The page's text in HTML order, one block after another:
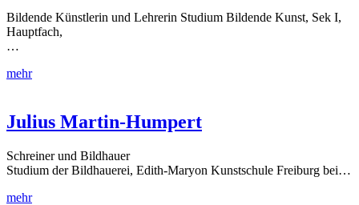
Bildende Künstlerin und Lehrerin Studium Bildende Kunst, Sek I,
Hauptfach,
…
mehr
Julius Martin-Humpert
Schreiner und Bildhauer
Studium der Bildhauerei, Edith-Maryon Kunstschule Freiburg bei…
mehr